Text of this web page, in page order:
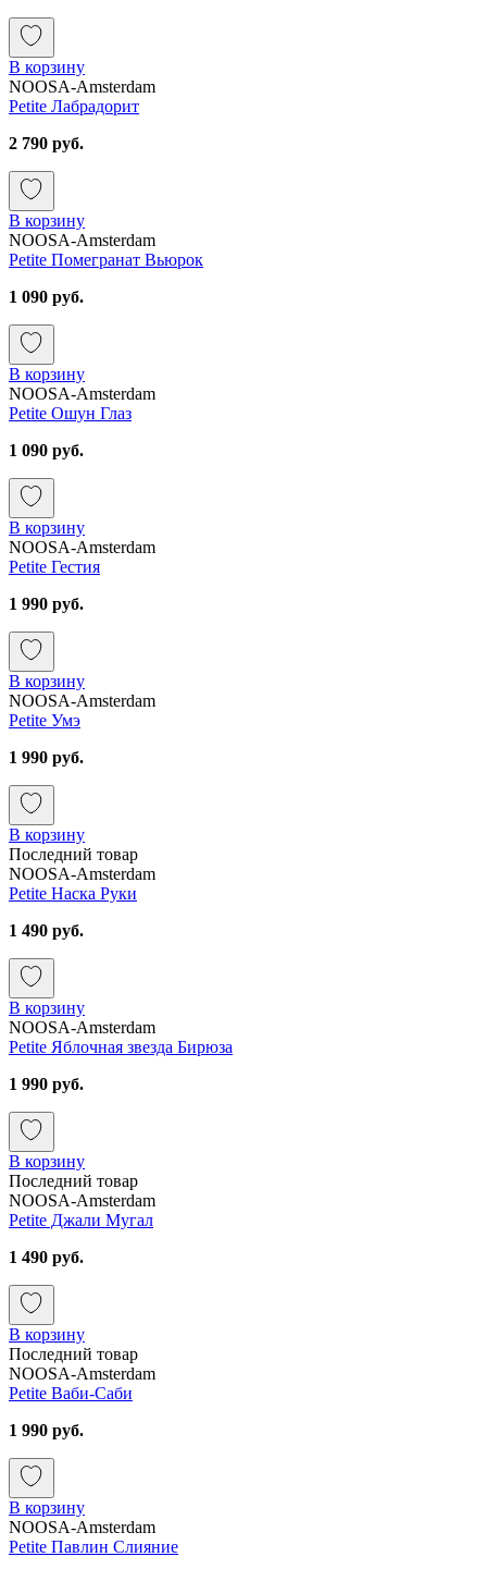
В корзину
NOOSA-Amsterdam
Petite Лабрадорит
2 790 руб.
В корзину
NOOSA-Amsterdam
Petite Помегранат Вьюрок
1 090 руб.
В корзину
NOOSA-Amsterdam
Petite Ошун Глаз
1 090 руб.
В корзину
NOOSA-Amsterdam
Petite Гестия
1 990 руб.
В корзину
NOOSA-Amsterdam
Petite Умэ
1 990 руб.
В корзину
Последний товар
NOOSA-Amsterdam
Petite Наска Руки
1 490 руб.
В корзину
NOOSA-Amsterdam
Petite Яблочная звезда Бирюза
1 990 руб.
В корзину
Последний товар
NOOSA-Amsterdam
Petite Джали Мугал
1 490 руб.
В корзину
Последний товар
NOOSA-Amsterdam
Petite Ваби-Саби
1 990 руб.
В корзину
NOOSA-Amsterdam
Petite Павлин Слияние